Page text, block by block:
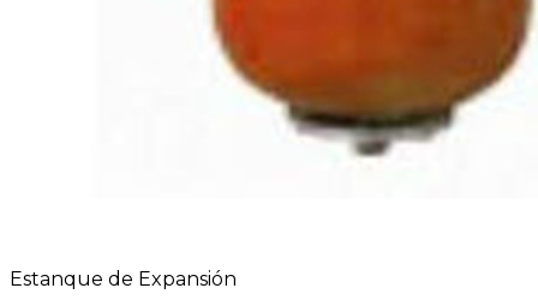
Estanque de Expansión